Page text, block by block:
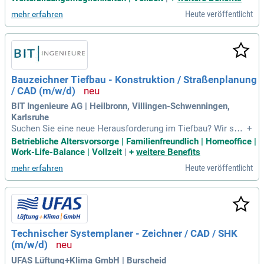
mehr erfahren Heute veröffentlicht
Bauzeichner Tiefbau - Konstruktion / Straßenplanung
/ CAD (m/w/d)
BIT Ingenieure AG | Heilbronn, Villingen-Schwenningen,
Karlsruhe
Suchen Sie eine neue Herausforderung im Tiefbau? Wir suc
hen einen erfahrenen Facharbeiter mit mindestens einem Ja
hr Erfahrung und Kenntnissen in CAD-Software. Freuen Sie s
riebliche Altersvorsorge, die wir mit 20% unterstützen. Unse
re flexible Arbeitswoche ermöglicht Ihnen, zwischen 32 und
40 Stunden zu wählen, perfekt für Ihre Familienbedürfnisse.
Profitieren Sie von der Möglichkeit, ein bis zwei Tage pro W
oche im Homeoffice zu arbeiten und so Ihre Work-Life-Bala
nce zu optimieren. Außerdem bieten wir Ihnen Zuschüsse fü
r Ihr Job-Ticket oder ein Job Rad zur mobilen Unterstützung.
+
Betriebliche Altersvorsorge | Familienfreundlich | Homeoffice |
Work-Life-Balance | Vollzeit
+ weitere Benefits
mehr erfahren Heute veröffentlicht
Technischer Systemplaner - Zeichner / CAD / SHK
(m/w/d)
UFAS Lüftung+Klima GmbH | Burscheid